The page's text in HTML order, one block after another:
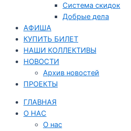
Система скидок
Добрые дела
АФИША
КУПИТЬ БИЛЕТ
НАШИ КОЛЛЕКТИВЫ
НОВОСТИ
Архив новостей
ПРОЕКТЫ
ГЛАВНАЯ
О НАС
О нас